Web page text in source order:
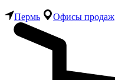
Пермь Офисы продаж